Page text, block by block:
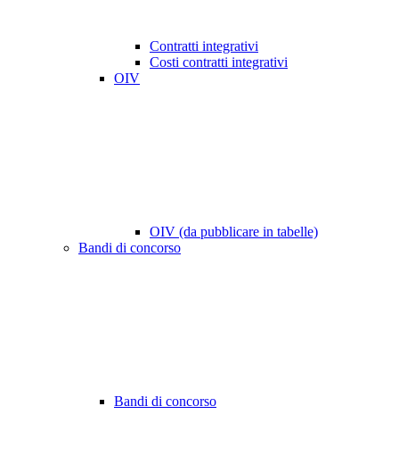
Contratti integrativi
Costi contratti integrativi
OIV
OIV (da pubblicare in tabelle)
Bandi di concorso
Bandi di concorso